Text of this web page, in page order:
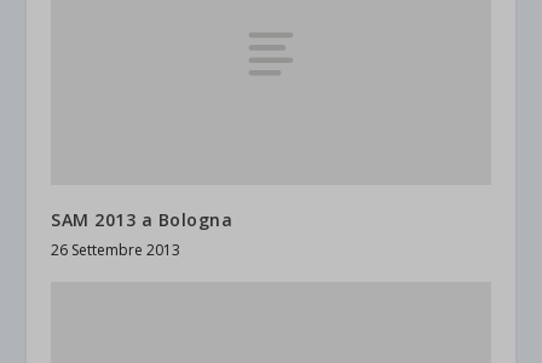
SAM 2013 a Bologna
26 Settembre 2013